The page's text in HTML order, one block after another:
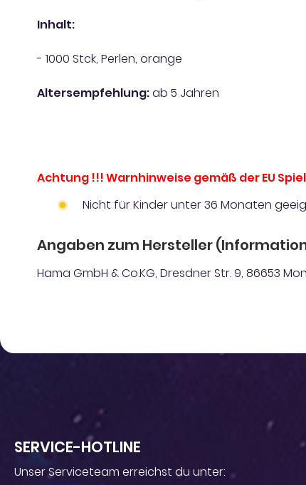
Inhalt:
- 1000 Stck, Perlen, orange
Altersempfehlung:ab 5 Jahren
Achtung !!! Warnhinweise gemäß der EU
Nicht für Kinder unter 36 Monaten
Angaben zum Hersteller
Hama GmbH & Co.KG, Dresdner Str. 9, 86653
SERVICE-HOTLINE
Unser Serviceteam erreichst du unter: